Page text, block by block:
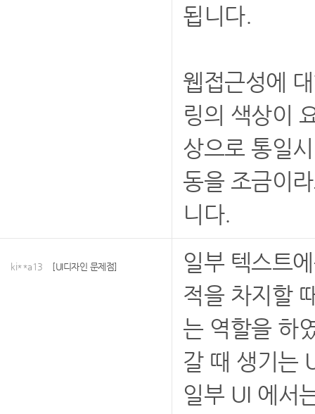
됩니다.
웹접근성에
링의 색상이
상으로 통일
동을 조금이
니다.
ki**a13 [UI디자인 문제점]
일부 텍스트
적을 차지할
는 역할을 하
갈 때 생기는
일부 UI 에서